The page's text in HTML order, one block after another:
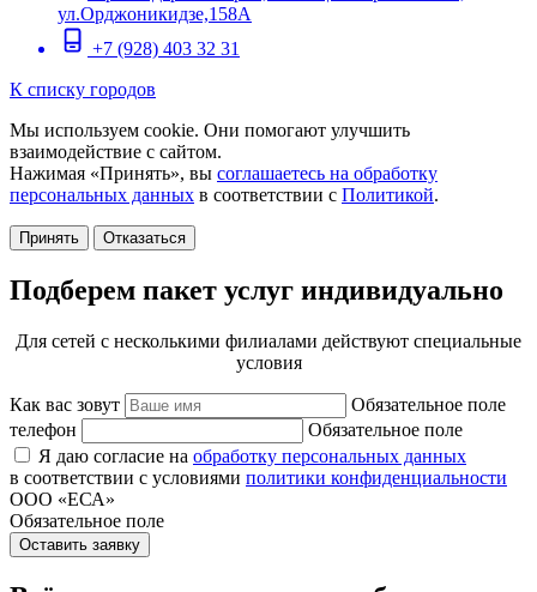
ул.Орджоникидзе,158А
+7 (928) 403 32 31
К списку городов
Мы используем cookie. Они помогают улучшить
взаимодействие с сайтом.
Нажимая «Принять», вы соглашаетесь на обработку
персональных данных в соответствии с Политикой.
Принять Отказаться
Подберем пакет услуг индивидуально
Для сетей с несколькими филиалами действуют специальные
условия
Как вас зовут
Обязательное поле
телефон
Обязательное поле
Я даю согласие на обработку персональных данных
в соответствии с условиями политики конфиденциальности
ООО «ЕСА»
Обязательное поле
Оставить заявку